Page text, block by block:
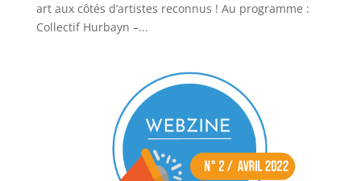
art aux côtés d’artistes reconnus ! Au programme :
Collectif Hurbayn –...